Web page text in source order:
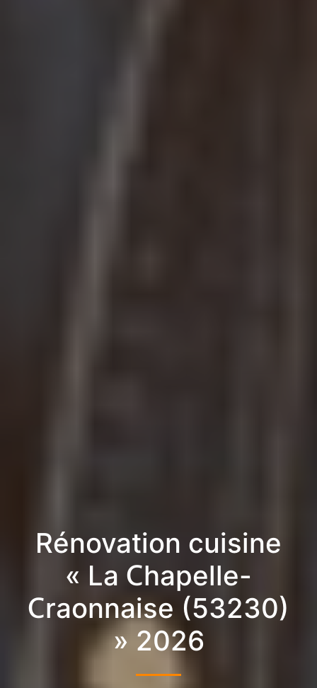
Rénovation cuisine
« La Chapelle-
Craonnaise (53230)
» 2026